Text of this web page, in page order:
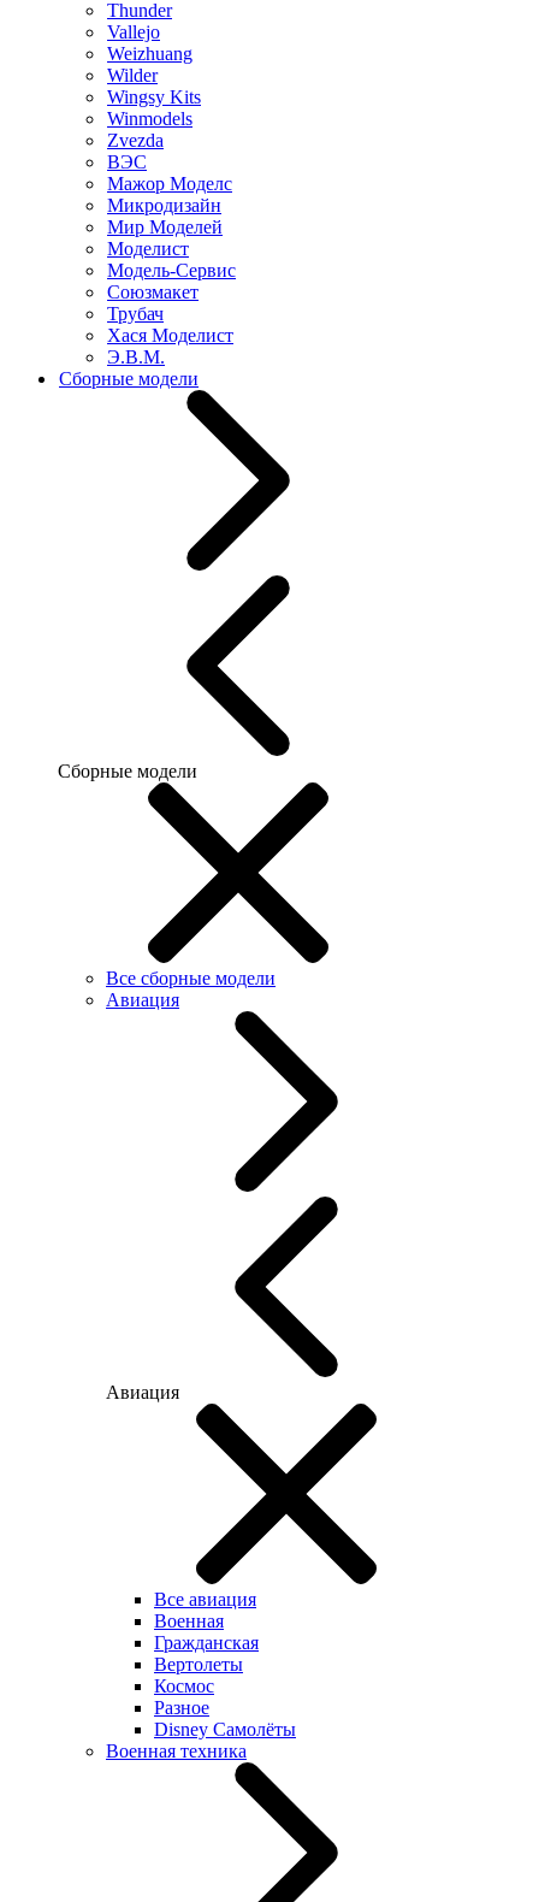
Thunder
Vallejo
Weizhuang
Wilder
Wingsy Kits
Winmodels
Zvezda
ВЭС
Мажор Моделс
Микродизайн
Мир Моделей
Моделист
Модель-Сервис
Союзмакет
Трубач
Хася Моделист
Э.В.М.
Сборные модели
Сборные модели
Все сборные модели
Авиация
Авиация
Все авиация
Военная
Гражданская
Вертолеты
Космос
Разное
Disney Самолёты
Военная техника